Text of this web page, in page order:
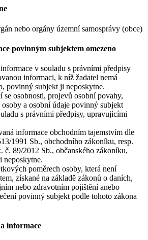
nebo orgány územní samosprávy (obce)
povinným subjektem omezeno
v souladu s právními předpisy
informaci, k níž žadatel nemá
povinný subjekt ji neposkytne.
se osobnosti, projevů osobní povahy,
a osobní údaje povinný subjekt
s právními předpisy, upravujícími
informace obchodním tajemstvím dle
1991 Sb., obchodního zákoníku, resp.
č. 89/2012 Sb., občanského zákoníku,
neposkytne.
poměrech osoby, která není
získané na základě zákonů o daních,
nebo zdravotním pojištění anebo
povinný subjekt podle tohoto zákona
informace